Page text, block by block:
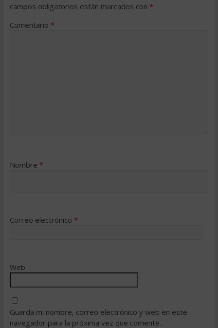
campos obligatorios están marcados con *
Comentario *
Nombre *
Correo electrónico *
Web
Guarda mi nombre, correo electrónico y web en este
navegador para la próxima vez que comente.